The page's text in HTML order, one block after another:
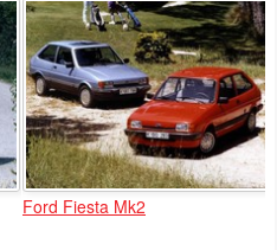
Ford Fiesta Mk2